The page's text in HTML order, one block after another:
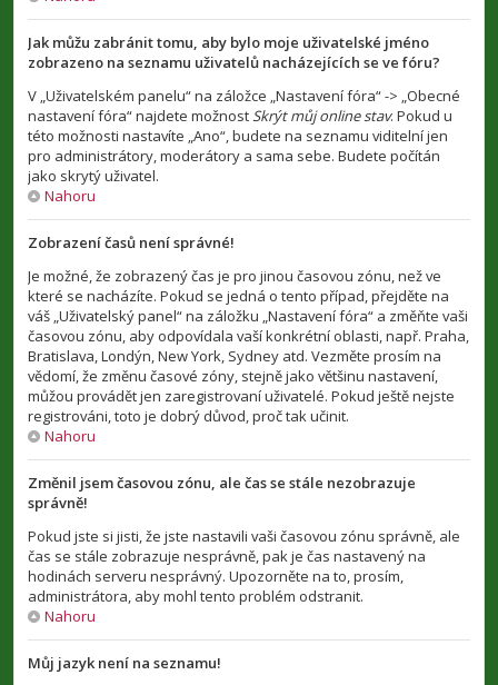
Jak můžu zabránit tomu, aby bylo moje uživatelské jméno
zobrazeno na seznamu uživatelů nacházejících se ve fóru?
V „Uživatelském panelu“ na záložce „Nastavení fóra“ -> „Obecné
nastavení fóra“ najdete možnostSkrýt můj online stav. Pokud u
této možnosti nastavíte „Ano“, budete na seznamu viditelní jen
pro administrátory, moderátory a sama sebe. Budete počítán
jako skrytý uživatel.
Nahoru
Zobrazení časů není správné!
Je možné, že zobrazený čas je pro jinou časovou zónu, než ve
které se nacházíte. Pokud se jedná o tento případ, přejděte na
váš „Uživatelský panel“ na záložku „Nastavení fóra“ a změňte vaši
časovou zónu, aby odpovídala vaší konkrétní oblasti, např. Praha,
Bratislava, Londýn, New York, Sydney atd. Vezměte prosím na
vědomí, že změnu časové zóny, stejně jako většinu nastavení,
můžou provádět jen zaregistrovaní uživatelé. Pokud ještě nejste
registrováni, toto je dobrý důvod, proč tak učinit.
Nahoru
Změnil jsem časovou zónu, ale čas se stále nezobrazuje
správně!
Pokud jste si jisti, že jste nastavili vaši časovou zónu správně, ale
čas se stále zobrazuje nesprávně, pak je čas nastavený na
hodinách serveru nesprávný. Upozorněte na to, prosím,
administrátora, aby mohl tento problém odstranit.
Nahoru
Můj jazyk není na seznamu!